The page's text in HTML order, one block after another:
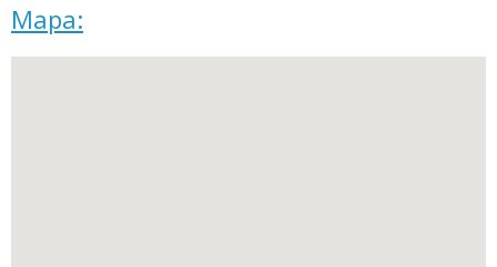
Mapa: